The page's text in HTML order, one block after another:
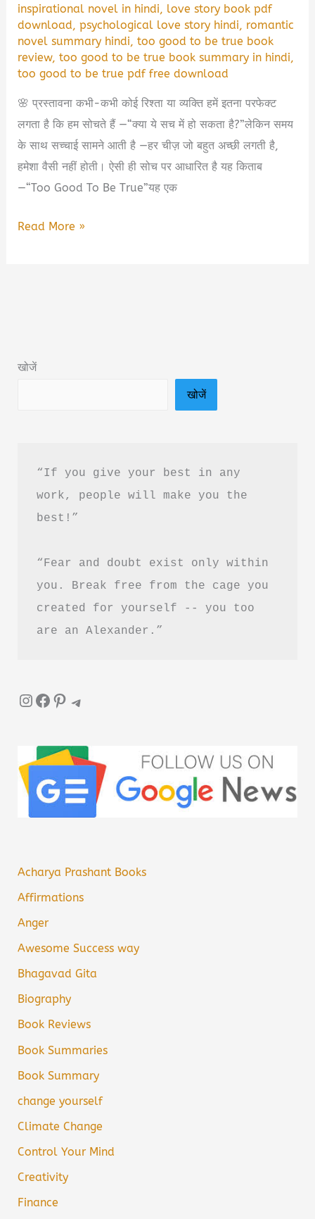
inspirational novel in hindi, love story book pdf
download,psychological love story hindi, romantic
novel summary hindi,too good to be true book
review,too good to be true book summary in hindi,
too good to be true pdf free download
🌸 प्रस्तावना कभी-कभी कोई रिश्ता या व्यक्ति हमें इतना परफेक्ट
लगता है कि हम सोचते हैं —“क्या ये सच में हो सकता है?”लेकिन समय
के साथ सच्चाई सामने आती है —हर चीज़ जो बहुत अच्छी लगती है,
हमेशा वैसी नहीं होती। ऐसी ही सोच पर आधारित है यह किताब
—“Too Good To Be True”यह एक
Too
in
Download
Read More »
खोजें
खोजें
“If you give your best in any
work, people will make you the
best!”
“Fear and doubt exist only within
you. Break free from the cage you
created for yourself -- you too
are an Alexander.”
InstagramFacebook Pinterest Telegram
Acharya Prashant Books
Affirmations
Anger
Awesome Success way
Bhagavad Gita
Biography
Book Reviews
Book Summaries
Book Summary
change yourself
Climate Change
Control Your Mind
Creativity
Finance